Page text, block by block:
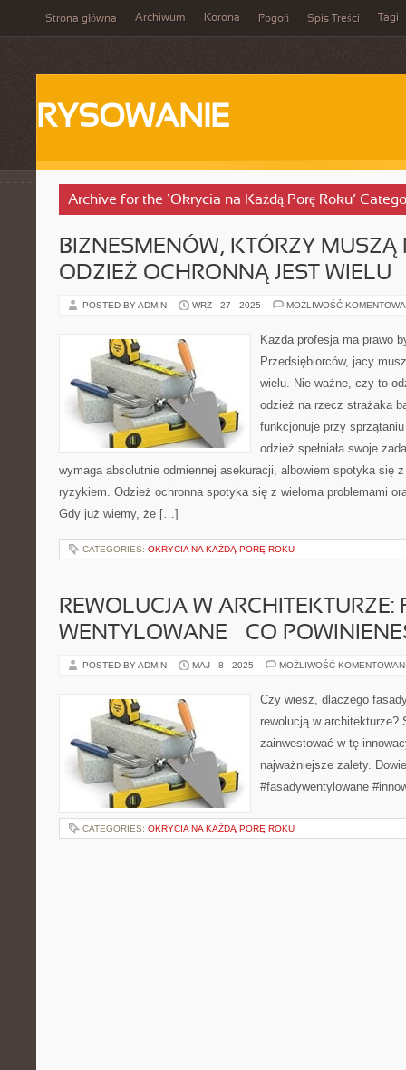
Strona główna Archiwum Korona Pogoń Spis Treści Tagi
RYSOWANIE
Archive for the ‘Okrycia na Każdą Porę Roku’
BIZNESMENÓW, KTÓRZY MUSZĄ
ODZIEŻ OCHRONNĄ JEST WIELU
POSTED BY ADMIN WRZ - 27 - 2025 MOŻLIWOŚĆ
Każda profesja ma prawo
Przedsiębiorców, jacy
wielu. Nie ważne, czy to
odzież na rzecz strażaka
funkcjonuje przy
odzież spełniała swoje
wymaga absolutnie odmiennej asekuracji, albowiem spotyka się
ryzykiem. Odzież ochronna spotyka się z wieloma problemami
Gdy już wiemy, że […]
CATEGORIES: OKRYCIA NA KAŻDĄ PORĘ ROKU
REWOLUCJA W ARCHITEKTURZE:
WENTYLOWANE – CO
POSTED BY ADMIN MAJ - 8 - 2025 MOŻLIWOŚĆ
Czy wiesz, dlaczego
rewolucją w architekturze?
zainwestować w tę
najważniejsze zalety.
#fasadywentylowane
CATEGORIES: OKRYCIA NA KAŻDĄ PORĘ ROKU